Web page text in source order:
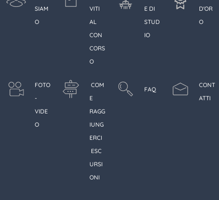
SIAM
O
VITI
AL
CON
CORS
O
E DI
STUD
IO
D'OR
O
FOTO
-
VIDE
O
COM
E
RAGG
IUNG
ERCI
ESC
URSI
ONI
FAQ
CONT
ATTI